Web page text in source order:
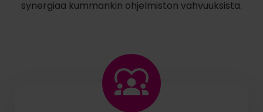
synergiaa kummankin ohjelmiston vahvuuksista.